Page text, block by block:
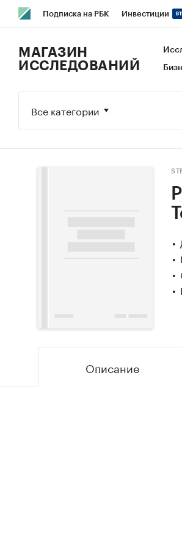
Подписка на РБК Инвестиции
Исследования Кредитные
МАГАЗИН
ИССЛЕДОВАНИЙ
Все категории
Описание